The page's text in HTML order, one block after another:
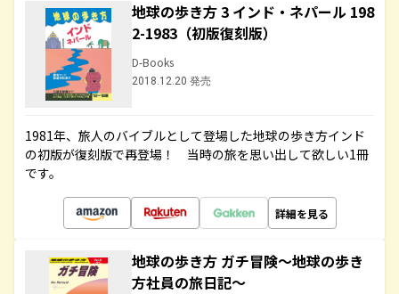
地球の歩き方 3 インド・ネパール 198
2-1983（初版復刻版）
D-Books
2018.12.20 発売
1981年、旅人のバイブルとして登場した地球の歩き方インド
の初版が復刻版で再登場！ 当時の旅を思い出して欲しい1冊
です。
詳細を見る
地球の歩き方 ガチ冒険～地球の歩き
方社員の旅日記～